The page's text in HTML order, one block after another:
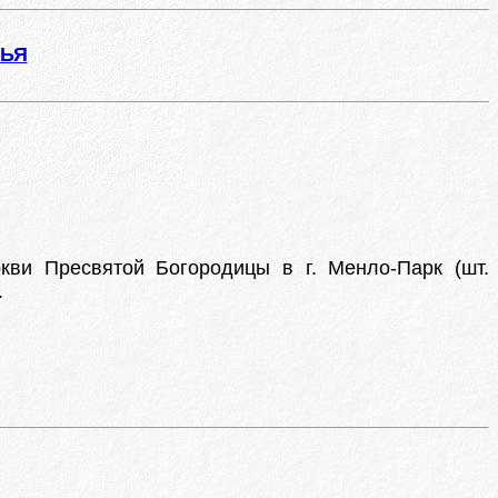
Пресвятой Богородицы в г. Менло-Парк (шт.